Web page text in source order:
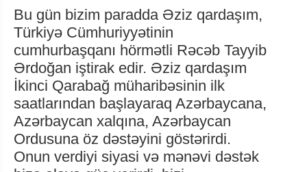
Bu gün bizim paradda Əziz qardaşım,
Türkiyə Cümhuriyyətinin
cumhurbaşqanı hörmətli Rəcəb Tayyib
Ərdoğan iştirak edir. Əziz qardaşım
İkinci Qarabağ müharibəsinin ilk
saatlarından başlayaraq Azərbaycana,
Azərbaycan xalqına, Azərbaycan
Ordusuna öz dəstəyini göstərirdi.
Onun verdiyi siyasi və mənəvi dəstək